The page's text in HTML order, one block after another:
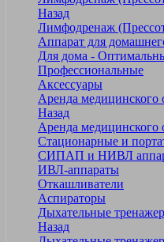
Назад
Лимфодренаж
Аппарат для
Для дома -
Профессиональные
Аксессуары
Аренда медицинского
Назад
Аренда медицинского
Стационарные и
СИПАП и НИВЛ
ИВЛ-аппараты
Откашливатели
Аспираторы
Дыхательные
Назад